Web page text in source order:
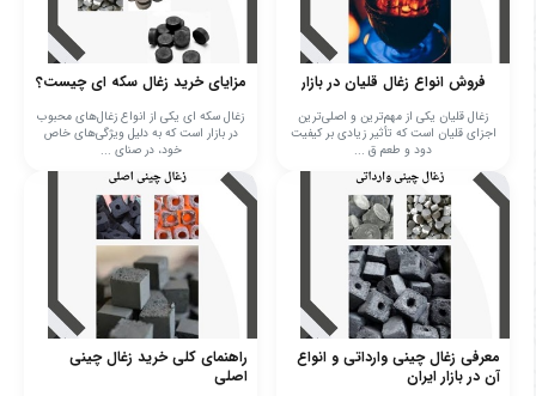
فروش انواع زغال قلیان در بازار
زغال قلیان یکی از مهم‌ترین و اصلی‌ترین
اجزای قلیان است که تأثیر زیادی بر کیفیت
دود و طعم ق ...
مزایای خرید زغال سکه ای چیست؟
زغال سکه ای یکی از انواع زغال‌های محبوب
در بازار است که به دلیل ویژگی‌های خاص
خود، در صنای ...
معرفی زغال چینی وارداتی و انواع
آن در بازار ایران
راهنمای کلی خرید زغال چینی
اصلی